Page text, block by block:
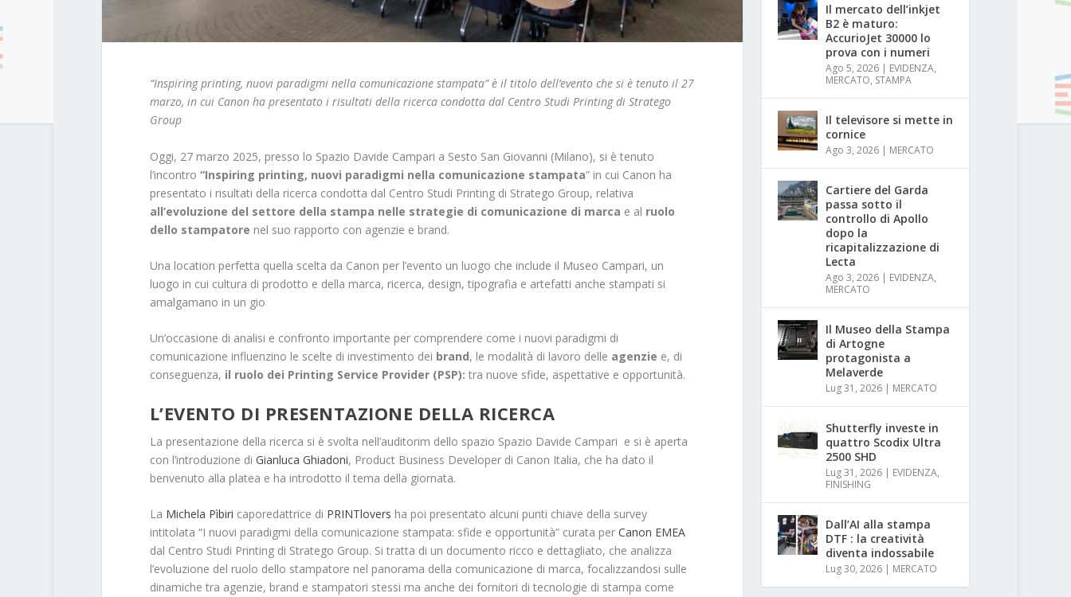
“Inspiring printing, nuovi paradigmi nella comunicazione stampata” è il titolo dell’evento che si è tenuto il 27
marzo, in cui Canon ha presentato i risultati della ricerca condotta dal Centro Studi Printing di Stratego
Group
Oggi, 27 marzo 2025, presso lo Spazio Davide Campari a Sesto San Giovanni (Milano), si è tenuto
l’incontro “Inspiring printing, nuovi paradigmi nella comunicazione stampata” in cui Canon ha
presentato i risultati della ricerca condotta dal Centro Studi Printing di Stratego Group, relativa
all’evoluzione del settore della stampa nelle strategie di comunicazione di marca e al ruolo
dello stampatore nel suo rapporto con agenzie e brand.
Una location perfetta quella scelta da Canon per l’evento un luogo che include il Museo Campari, un
luogo in cui cultura di prodotto e della marca, ricerca, design, tipografia e artefatti anche stampati si
amalgamano in un gio
Un’occasione di analisi e confronto importante per comprendere come i nuovi paradigmi di
comunicazione influenzino le scelte di investimento dei brand, le modalità di lavoro delle agenzie e, di
conseguenza, il ruolo dei Printing Service Provider(PSP): tra nuove sfide, aspettative e opportunità.
L’EVENTO DI PRESENTAZIONE DELLA RICERCA
La presentazione della ricerca si è svolta nell’auditorim dello spazio Spazio Davide Campari e si è aperta
con l’introduzione di Gianluca Ghiadoni, Product Business Developer di Canon Italia, che ha dato il
benvenuto alla platea e ha introdotto il tema della giornata.
La Michela Pìbiri caporedattrice di PRINTlovers ha poi presentato alcuni punti chiave della survey
intitolata “I nuovi paradigmi della comunicazione stampata: sfide e opportunità” curata per Canon EMEA
dal Centro Studi Printing di Stratego Group. Si tratta di un documento ricco e dettagliato, che analizza
l’evoluzione del ruolo dello stampatore nel panorama della comunicazione di marca, focalizzandosi sulle
dinamiche tra agenzie, brand e stampatori stessi ma anche dei fornitori di tecnologie di stampa come
Il mercato dell’inkjet
B2 è maturo:
AccurioJet 30000 lo
prova con i numeri
Ago 5, 2026 | EVIDENZA,
MERCATO, STAMPA
Il televisore si mette in
cornice
Ago 3, 2026 | MERCATO
Cartiere del Garda
passa sotto il
controllo di Apollo
dopo la
ricapitalizzazione di
Lecta
Ago 3, 2026 | EVIDENZA,
MERCATO
Il Museo della Stampa
di Artogne
protagonista a
Melaverde
Lug 31, 2026 | MERCATO
Shutterfly investe in
quattro Scodix Ultra
2500 SHD
Lug 31, 2026 | EVIDENZA,
FINISHING
Dall’AI alla stampa
DTF : la creatività
diventa indossabile
Lug 30, 2026 | MERCATO